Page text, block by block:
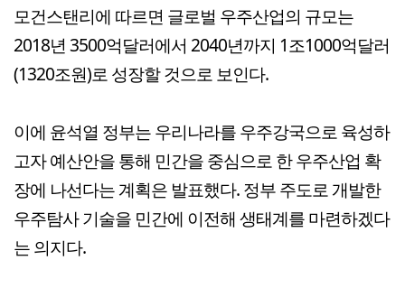
모건스탠리에 따르면 글로벌 우주산업의 규모는
2018년 3500억달러에서 2040년까지 1조1000억달러
(1320조원)로 성장할 것으로 보인다.
이에 윤석열 정부는 우리나라를 우주강국으로 육성하
고자 예산안을 통해 민간을 중심으로 한 우주산업 확
장에 나선다는 계획은 발표했다. 정부 주도로 개발한
우주탐사 기술을 민간에 이전해 생태계를 마련하겠다
는 의지다.